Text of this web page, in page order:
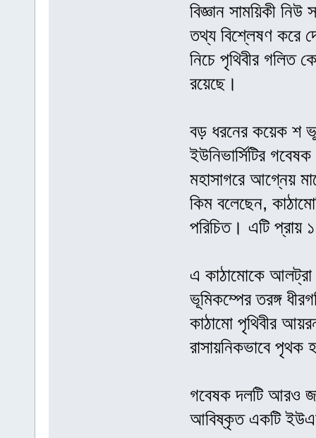
বিজ্ঞান সাময়িকী নিউ
তথ্য বিশ্লেষণ করে
নিচে পৃথিবীর গলিত
রয়েছে।
বড় ধরনের কয়েক শ
ইউনিভার্সিটির
মহাসাগরে আগ্নেয়
কিম বলেছেন,
পরিচিত। এটি প্রায়
এ কাঠামোকে আলট্রা
ভূমিকম্পের তরঙ্গ
কাঠামো পৃথিবীর
রাসায়নিকভাবে পৃথক
গবেষক দলটি আরও
আবিষ্কৃত একটি